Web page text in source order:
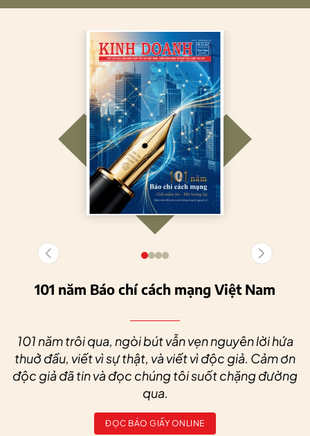
101 năm Báo chí cách mạng Việt Nam
101 năm trôi qua, ngòi bút vẫn vẹn nguyên lời hứa
thuở đầu, viết vì sự thật, và viết vì độc giả. Cảm ơn
độc giả đã tin và đọc chúng tôi suốt chặng đường
qua.
ĐỌC BÁO GIẤY ONLINE